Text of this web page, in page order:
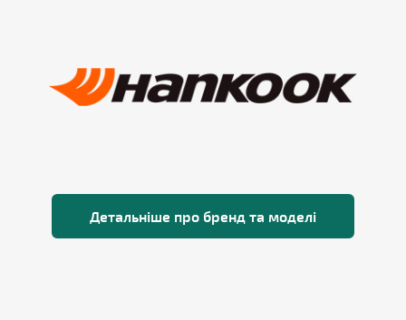
Детальніше про бренд та моделі